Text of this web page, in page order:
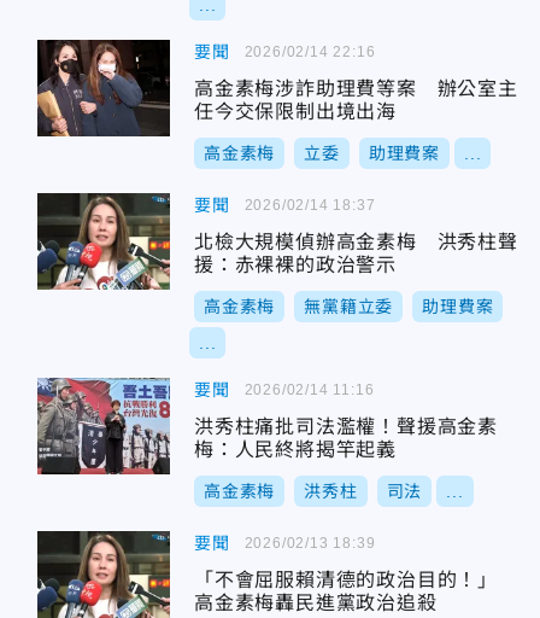
要聞
高金素梅涉詐助理費等案 辦公室主
任今交保限制出境出海
高金素梅 立委 助理費案
2026/02/14 22:16
要聞
北檢大規模偵辦高金素梅 洪秀柱聲
援：赤裸裸的政治警示
高金素梅 無黨籍立委 助理費案
2026/02/14 18:37
要聞
洪秀柱痛批司法濫權！聲援高金素
梅：人民終將揭竿起義
高金素梅 洪秀柱 司法
2026/02/14 11:16
要聞
「不會屈服賴清德的政治目的！」
高金素梅轟民進黨政治追殺
2026/02/13 18:39